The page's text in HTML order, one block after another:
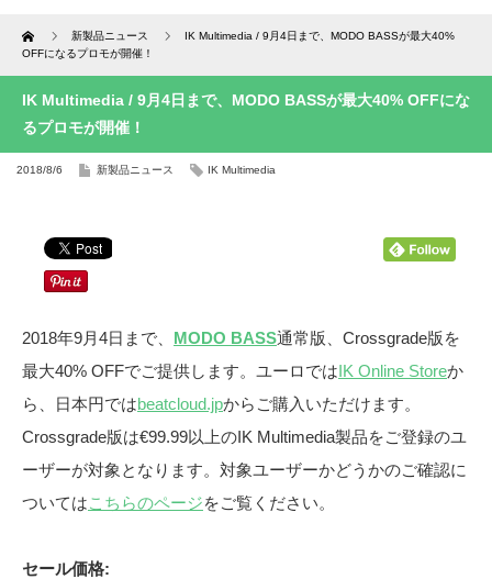
Home 新製品ニュース
IK Multimedia / 9月4日まで、MODO BASSが最大40%
OFFになるプロモが開催！
IK Multimedia / 9月4日まで、MODO BASSが最大40% OFFにな
るプロモが開催！
2018/8/6 新製品ニュース IK Multimedia
2018年9月4日まで、 MODO BASS通常版、Crossgrade版を
最大40% OFFでご提供します。ユーロではIK Online Storeか
ら、日本円ではbeatcloud.jpからご購入いただけます。
Crossgrade版は€99.99以上のIK Multimedia製品をご登録のユ
ーザーが対象となります。対象ユーザーかどうかのご確認に
ついてはこちらのページをご覧ください。
セール価格: